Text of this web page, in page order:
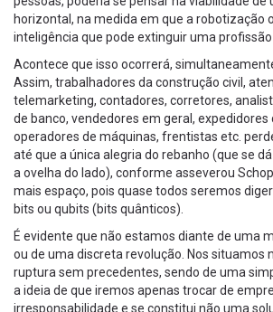
horizontal, na medida em que a robotização
inteligência que pode extinguir uma
Acontece que isso ocorrerá,
Assim, trabalhadores da construção civil,
telemarketing, contadores, corretores,
de banco, vendedores em geral, expedidores
operadores de máquinas, frentistas etc.
até que a única alegria do rebanho (que se
a ovelha do lado), conforme asseverou
mais espaço, pois quase todos seremos
bits ou qubits (bits quânticos).
É evidente que não estamos diante de uma
ou de uma discreta revolução. Nos situamos
ruptura sem precedentes, sendo de uma
a ideia de que iremos apenas trocar de
irresponsabilidade e se constitui não uma